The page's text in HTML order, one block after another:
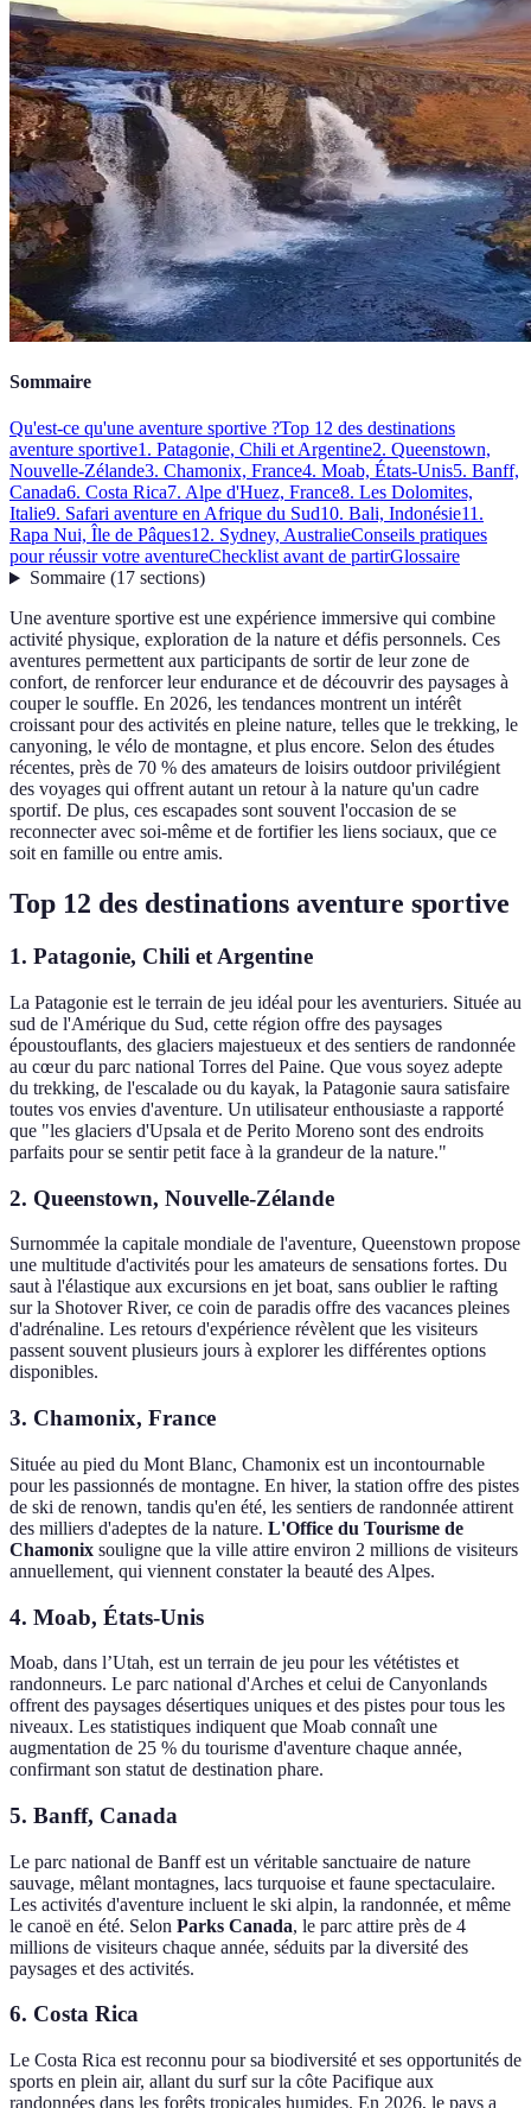
Sommaire
Qu'est-ce qu'une aventure sportive ?Top 12 des destinations
aventure sportive1. Patagonie, Chili et Argentine2. Queenstown,
Nouvelle-Zélande3. Chamonix, France4. Moab, États-Unis5. Banff,
Canada6. Costa Rica7. Alpe d'Huez, France8. Les Dolomites,
Italie9. Safari aventure en Afrique du Sud10. Bali, Indonésie11.
Rapa Nui, Île de Pâques12. Sydney, AustralieConseils pratiques
pour réussir votre aventureChecklist avant de partirGlossaire
Sommaire(17 sections)
Une aventure sportive est une expérience immersive qui combine
activité physique, exploration de la nature et défis personnels. Ces
aventures permettent aux participants de sortir de leur zone de
confort, de renforcer leur endurance et de découvrir des paysages à
couper le souffle. En 2026, les tendances montrent un intérêt
croissant pour des activités en pleine nature, telles que le trekking, le
canyoning, le vélo de montagne, et plus encore. Selon des études
récentes, près de 70 % des amateurs de loisirs outdoor privilégient
des voyages qui offrent autant un retour à la nature qu'un cadre
sportif. De plus, ces escapades sont souvent l'occasion de se
reconnecter avec soi-même et de fortifier les liens sociaux, que ce
soit en famille ou entre amis.
Top 12 des destinations aventure sportive
1. Patagonie, Chili et Argentine
La Patagonie est le terrain de jeu idéal pour les aventuriers. Située au
sud de l'Amérique du Sud, cette région offre des paysages
époustouflants, des glaciers majestueux et des sentiers de randonnée
au cœur du parc national Torres del Paine. Que vous soyez adepte
du trekking, de l'escalade ou du kayak, la Patagonie saura satisfaire
toutes vos envies d'aventure. Un utilisateur enthousiaste a rapporté
que "les glaciers d'Upsala et de Perito Moreno sont des endroits
parfaits pour se sentir petit face à la grandeur de la nature."
2. Queenstown, Nouvelle-Zélande
Surnommée la capitale mondiale de l'aventure, Queenstown propose
une multitude d'activités pour les amateurs de sensations fortes. Du
saut à l'élastique aux excursions en jet boat, sans oublier le rafting
sur la Shotover River, ce coin de paradis offre des vacances pleines
d'adrénaline. Les retours d'expérience révèlent que les visiteurs
passent souvent plusieurs jours à explorer les différentes options
disponibles.
3. Chamonix, France
Située au pied du Mont Blanc, Chamonix est un incontournable
pour les passionnés de montagne. En hiver, la station offre des pistes
de ski de renown, tandis qu'en été, les sentiers de randonnée attirent
des milliers d'adeptes de la nature. L'Office du Tourisme de
Chamonix souligne que la ville attire environ 2 millions de visiteurs
annuellement, qui viennent constater la beauté des Alpes.
4. Moab, États-Unis
Moab, dans l’Utah, est un terrain de jeu pour les vététistes et
randonneurs. Le parc national d'Arches et celui de Canyonlands
offrent des paysages désertiques uniques et des pistes pour tous les
niveaux. Les statistiques indiquent que Moab connaît une
augmentation de 25 % du tourisme d'aventure chaque année,
confirmant son statut de destination phare.
5. Banff, Canada
Le parc national de Banff est un véritable sanctuaire de nature
sauvage, mêlant montagnes, lacs turquoise et faune spectaculaire.
Les activités d'aventure incluent le ski alpin, la randonnée, et même
le canoë en été. Selon Parks Canada, le parc attire près de 4
millions de visiteurs chaque année, séduits par la diversité des
paysages et des activités.
6. Costa Rica
Le Costa Rica est reconnu pour sa biodiversité et ses opportunités de
sports en plein air, allant du surf sur la côte Pacifique aux
randonnées dans les forêts tropicales humides. En 2026, le pays a